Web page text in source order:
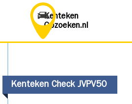
Kenteken
Opzoeken.nl
Kenteken Check JVPV50